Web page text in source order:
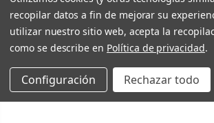
recopilar datos a fin de mejorar su
utilizar nuestro sitio web, acepta la
como se describe en Política de privacidad.
Configuración Rechazar todo